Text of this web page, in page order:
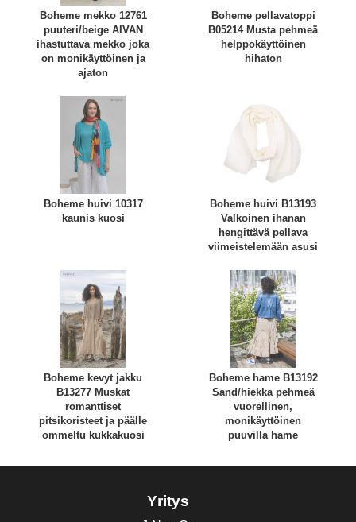
Boheme mekko 12761
puuteri/beige AIVAN
ihastuttava mekko joka
on monikäyttöinen ja
ajaton
Boheme pellavatoppi
B05214 Musta pehmeä
helppokäyttöinen
hihaton
Boheme huivi 10317
kaunis kuosi
Boheme huivi B13193
Valkoinen ihanan
hengittävä pellava
viimeistelemään asusi
Boheme kevyt jakku
B13277 Muskat
romanttiset
pitsikoristeet ja päälle
ommeltu kukkakuosi
Boheme hame B13192
Sand/hiekka pehmeä
vuorellinen,
monikäyttöinen
puuvilla hame
Yritys